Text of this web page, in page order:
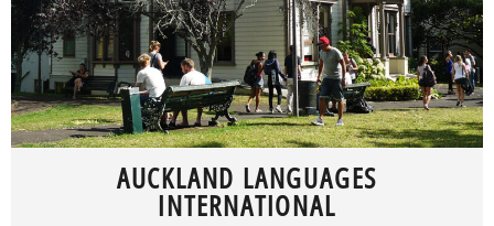
AUCKLAND LANGUAGES
INTERNATIONAL